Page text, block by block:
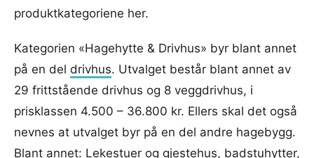
produktkategoriene her.
Kategorien «Hagehytte & Drivhus» byr blant annet
på en del drivhus. Utvalget består blant annet av
29 frittstående drivhus og 8 veggdrivhus, i
prisklassen 4.500 – 36.800 kr. Ellers skal det også
nevnes at utvalget byr på en del andre hagebygg.
Blant annet: Lekestuer og gjestehus, badstuhytter,